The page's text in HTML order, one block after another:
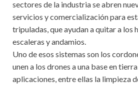
sectores de la industria se abren
servicios y comercialización para
tripuladas, que ayudan a quitar a los
escaleras y andamios.
Uno de esos sistemas son los
unen a los drones a una base en
aplicaciones, entre ellas la limpieza